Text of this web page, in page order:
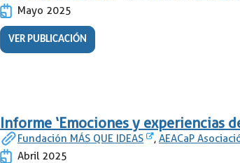
Mayo 2025
VER PUBLICACIÓN
Informe ‘Emociones y experiencias
Fundación MÁS QUE IDEAS ,AEACaP
Abril 2025